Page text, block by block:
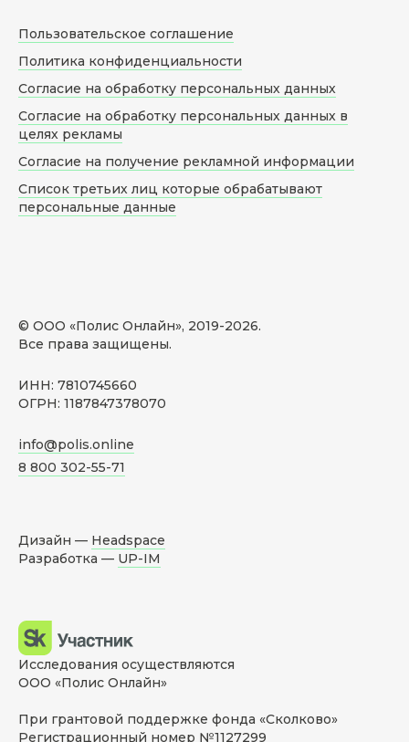
© ООО «Полис Онлайн», 2019-2026.
Все права защищены.
ИНН: 7810745660
ОГРН: 1187847378070
info@polis.online
8 800 302-55-71
Пользовательское соглашение
Политика конфиденциальности
Согласие на обработку персональных данных
Согласие на обработку персональных данных в
целях рекламы
Согласие на получение рекламной информации
Список третьих лиц которые обрабатывают
персональные данные
Дизайн — Headspace
Разработка — UP-IM
Исследования осуществляются
ООО «Полис Онлайн»
При грантовой поддержке фонда «Сколково»
Регистрационный номер №1127299